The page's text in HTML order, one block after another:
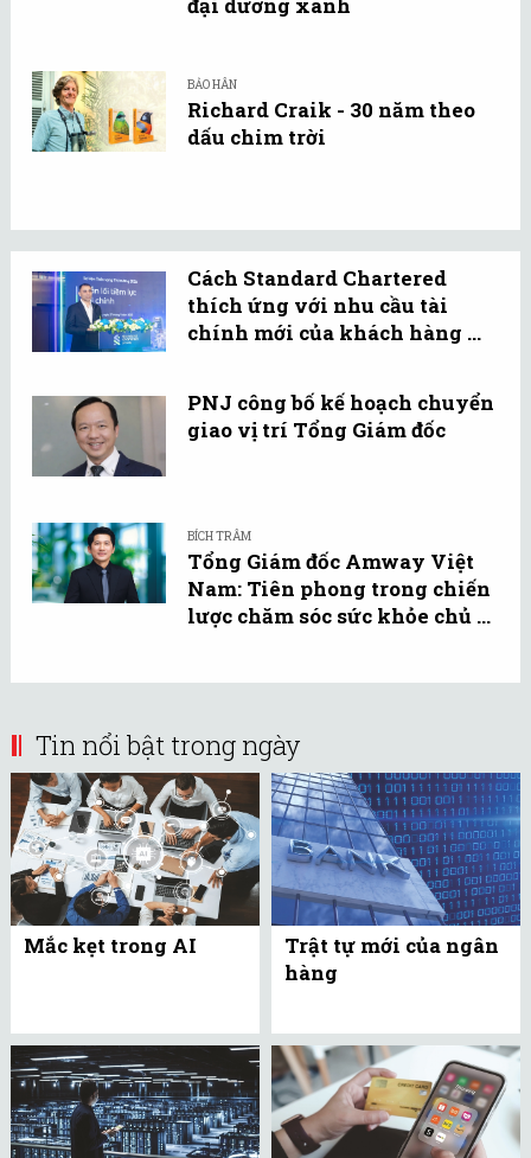
BẢO HÂN
Richard Craik - 30 năm theo
dấu chim trời
Cách Standard Chartered
thích ứng với nhu cầu tài
chính mới của khách hàng ...
PNJ công bố kế hoạch chuyển
giao vị trí Tổng Giám đốc
BÍCH TRÂM
Tổng Giám đốc Amway Việt
Nam: Tiên phong trong chiến
lược chăm sóc sức khỏe chủ ...
Tin nổi bật trong ngày
Mắc kẹt trong AI
Trật tự mới của ngân
hàng